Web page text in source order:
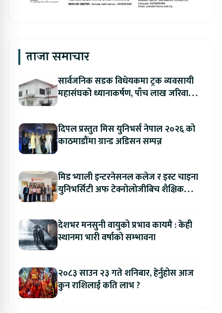
ताजा समाचार
सार्वजनिक सडक विधेयकमा ट्रक व्यवसायी
महासंघको ध्यानाकर्षण, पाँच लाख जरिवाना
दिपल प्रस्तुत मिस युनिभर्स नेपाल २०२६ को
काठमाडौंमा ग्रान्ड अडिसन सम्पन्न
मिड भ्याली इन्टरनेसनल कलेज र इस्ट चाइना
युनिभर्सिटी अफ टेक्नोलोजीबिच शैक्षिक
देशभर मनसुनी वायुको प्रभाव कायमै : केही
स्थानमा भारी वर्षाको सम्भावना
२०८३ साउन २३ गते शनिबार, हेर्नुहोस आज
कुन राशिलाई कति लाभ ?